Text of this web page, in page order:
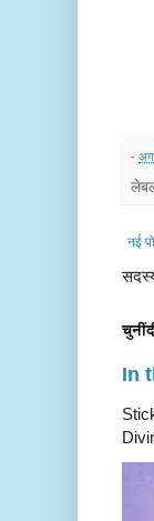
-
नई
In